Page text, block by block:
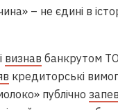
– не єдині в
визнав банкрутом
кредиторські
публічно